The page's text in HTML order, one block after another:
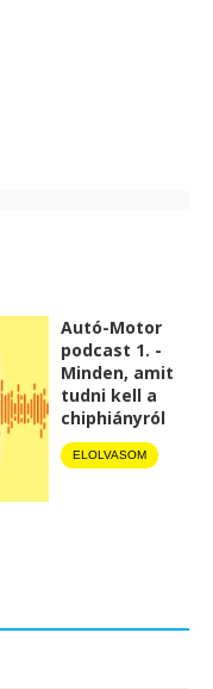
Autó-Motor
podcast 1. -
Minden, amit
tudni kell a
chiphiányról
ELOLVASOM